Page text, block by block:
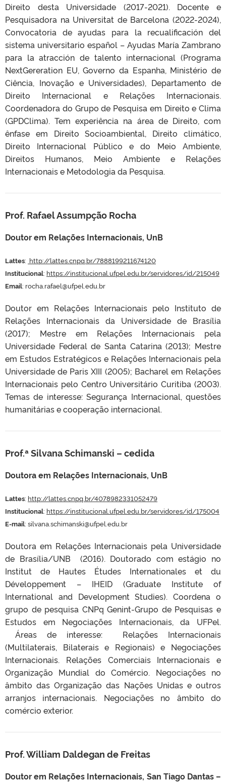
Direito desta Universidade (2017-2021). Docente e
Pesquisadora na Universitat de Barcelona (2022-2024),
Convocatoria de ayudas para la recualificación del
sistema universitario español – Ayudas María Zambrano
para la atracción de talento internacional (Programa
NextGereration EU, Governo da Espanha, Ministério de
Ciência, Inovação e Universidades), Departamento de
Direito Internacional e Relações Internacionais.
Coordenadora do Grupo de Pesquisa em Direito e Clima
(GPDClima). Tem experiência na área de Direito, com
ênfase em Direito Socioambiental, Direito climático,
Direito Internacional Público e do Meio Ambiente,
Direitos Humanos, Meio Ambiente e Relações
Internacionais e Metodologia da Pesquisa.
Prof. Rafael Assumpção Rocha
Doutor em Relações Internacionais, UnB
Lattes: http://lattes.cnpq.br/7888199211674120
Institucional: https://institucional.ufpel.edu.br/servidores/id/215049
Email: rocha.rafael@ufpel.edu.br
Doutor em Relações Internacionais pelo Instituto de
Relações Internacionais da Universidade de Brasília
(2017); Mestre em Relações Internacionais pela
Universidade Federal de Santa Catarina (2013); Mestre
em Estudos Estratégicos e Relações Internacionais pela
Universidade de Paris XIII (2005); Bacharel em Relações
Internacionais pelo Centro Universitário Curitiba (2003).
Temas de interesse: Segurança Internacional, questões
humanitárias e cooperação internacional.
Prof.ª Silvana Schimanski – cedida
Doutora em Relações Internacionais, UnB
Lattes: http://lattes.cnpq.br/4078982331052479
Institucional: https://institucional.ufpel.edu.br/servidores/id/175004
E-mail: silvana.schimanski@ufpel.edu.br
Doutora em Relações Internacionais pela Universidade
de Brasília/UNB (2016). Doutorado com estágio no
Institut de Hautes Études Internationales et du
Développement – IHEID (Graduate Institute of
International and Development Studies).Coordena o
grupo de pesquisa CNPq Genint-Grupo de Pesquisas e
Estudos em Negociações Internacionais, da UFPel.
Áreas de interesse: Relações Internacionais
(Multilaterais, Bilaterais e Regionais) e Negociações
Internacionais. Relações Comerciais Internacionais e
Organização Mundial do Comércio. Negociações no
âmbito das Organização das Nações Unidas e outros
arranjos internacionais. Negociações no âmbito do
comércio exterior.
Prof. William Daldegan de Freitas
Doutor em Relações Internacionais, San Tiago Dantas –